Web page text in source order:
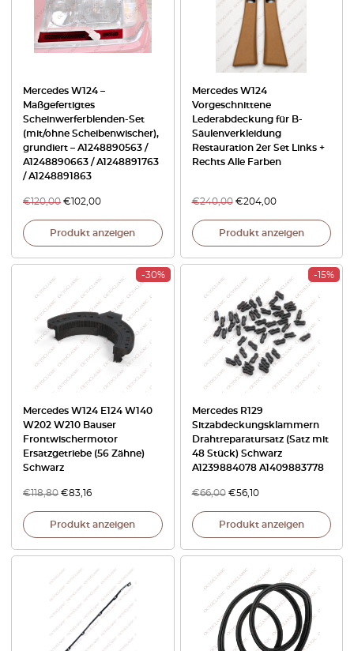
Mercedes W124 –
Maßgefertigtes
Scheinwerferblenden-Set
(mit/ohne Scheibenwischer),
grundiert – A1248890563 /
A1248890663 / A1248891763
/ A1248891863
€120,00 €102,00
Produkt anzeigen
Mercedes W124
Vorgeschnittene
Lederabdeckung für B-
Säulenverkleidung
Restauration 2er Set Links +
Rechts Alle Farben
€240,00 €204,00
Produkt anzeigen
-30%
Mercedes W124 E124 W140
W202 W210 Bauser
Frontwischermotor
Ersatzgetriebe (56 Zähne)
Schwarz
€118,80 €83,16
Produkt anzeigen
-15%
Mercedes R129
Sitzabdeckungsklammern
Drahtreparatursatz (Satz mit
48 Stück) Schwarz
A1239884078 A1409883778
€66,00 €56,10
Produkt anzeigen